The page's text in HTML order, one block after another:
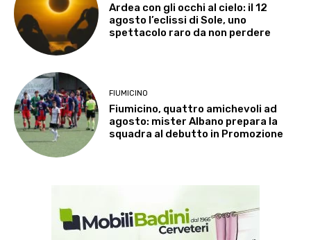
Ardea con gli occhi al cielo: il 12
agosto l’eclissi di Sole, uno
spettacolo raro da non perdere
FIUMICINO
Fiumicino, quattro amichevoli ad
agosto: mister Albano prepara la
squadra al debutto in Promozione